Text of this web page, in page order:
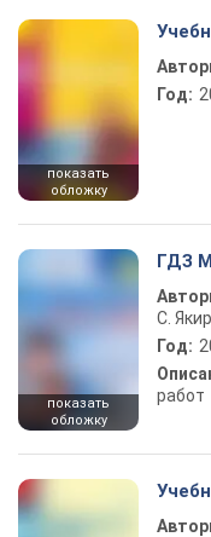
показать
обложку
Год:
показать
обложку
ГДЗ
С.
Год:
работ